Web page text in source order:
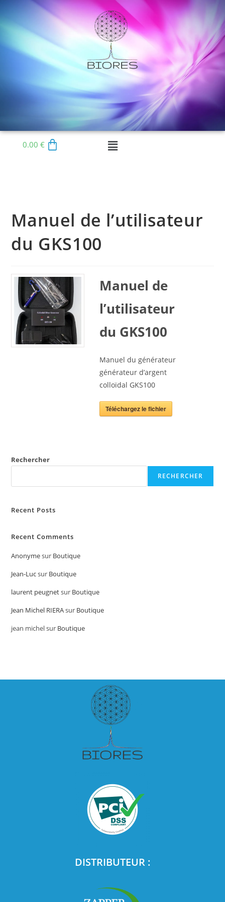
0.00 €
Manuel de l’utilisateur
du GKS100
Manuel de
l’utilisateur
du GKS100
Manuel du générateur
générateur d’argent
colloïdal GKS100
Téléchargez le fichier
Rechercher
RECHERCHER
Recent Posts
Recent Comments
Anonymesur Boutique
Jean-Lucsur Boutique
laurent peugnetsur Boutique
Jean Michel RIERAsur Boutique
jean michelsur Boutique
DISTRIBUTEUR :